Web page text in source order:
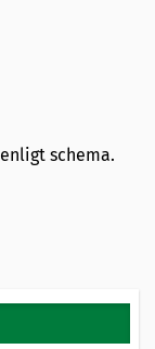
schema.